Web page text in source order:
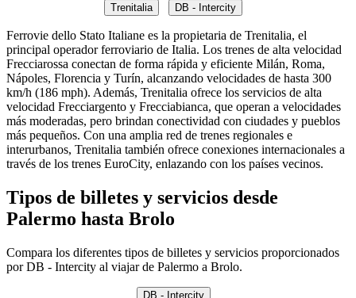
Trenitalia DB - Intercity
Ferrovie dello Stato Italiane es la propietaria de Trenitalia, el
principal operador ferroviario de Italia. Los trenes de alta velocidad
Frecciarossa conectan de forma rápida y eficiente Milán, Roma,
Nápoles, Florencia y Turín, alcanzando velocidades de hasta 300
km/h (186 mph). Además, Trenitalia ofrece los servicios de alta
velocidad Frecciargento y Frecciabianca, que operan a velocidades
más moderadas, pero brindan conectividad con ciudades y pueblos
más pequeños. Con una amplia red de trenes regionales e
interurbanos, Trenitalia también ofrece conexiones internacionales a
través de los trenes EuroCity, enlazando con los países vecinos.
Tipos de billetes y servicios desde
Palermo hasta Brolo
Compara los diferentes tipos de billetes y servicios proporcionados
por DB - Intercity al viajar de Palermo a Brolo.
DB - Intercity